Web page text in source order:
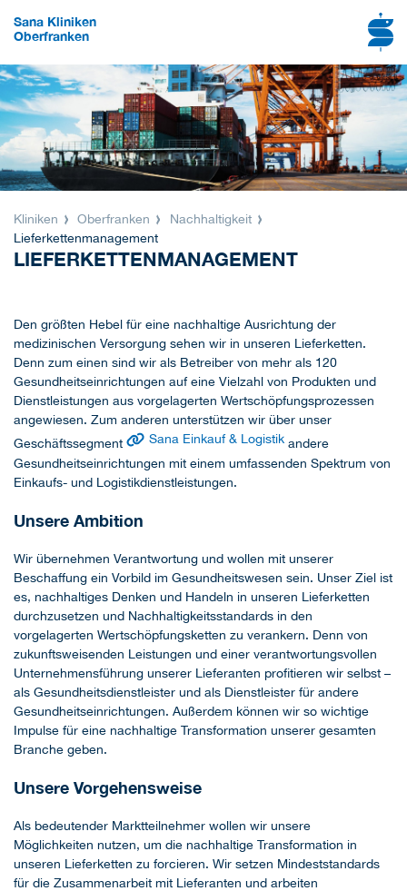
Sana Kliniken
Oberfranken
Kliniken Oberfranken
Nachhaltigkeit
Lieferkettenmanagement
LIEFERKETTENMANAGEMENT
Den größten Hebel für eine nachhaltige Ausrichtung der
medizinischen Versorgung sehen wir in unseren Lieferketten.
Denn zum einen sind wir als Betreiber von mehr als 120
Gesundheitseinrichtungen auf eine Vielzahl von Produkten und
Dienstleistungen aus vorgelagerten Wertschöpfungsprozessen
angewiesen. Zum anderen unterstützen wir über unser
Geschäftssegment
Sana Einkauf & Logistik andere
Gesundheitseinrichtungen mit einem umfassenden Spektrum von
Einkaufs- und Logistikdienstleistungen.
Unsere Ambition
Wir übernehmen Verantwortung und wollen mit unserer
Beschaffung ein Vorbild im Gesundheitswesen sein. Unser Ziel ist
es, nachhaltiges Denken und Handeln in unseren Lieferketten
durchzusetzen und Nachhaltigkeitsstandards in den
vorgelagerten Wertschöpfungsketten zu verankern. Denn von
zukunftsweisenden Leistungen und einer verantwortungsvollen
Unternehmensführung unserer Lieferanten profitieren wir selbst –
als Gesundheitsdienstleister und als Dienstleister für andere
Gesundheitseinrichtungen. Außerdem können wir so wichtige
Impulse für eine nachhaltige Transformation unserer gesamten
Branche geben.
Unsere Vorgehensweise
Als bedeutender Marktteilnehmer wollen wir unsere
Möglichkeiten nutzen, um die nachhaltige Transformation in
unseren Lieferketten zu forcieren. Wir setzen Mindeststandards
für die Zusammenarbeit mit Lieferanten und arbeiten